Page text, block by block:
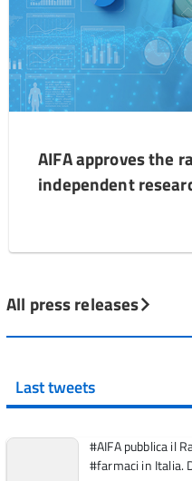
AIFA approves the
independent
All press releases
Last tweets
#AIFA pubblica il
#farmaci in Italia.